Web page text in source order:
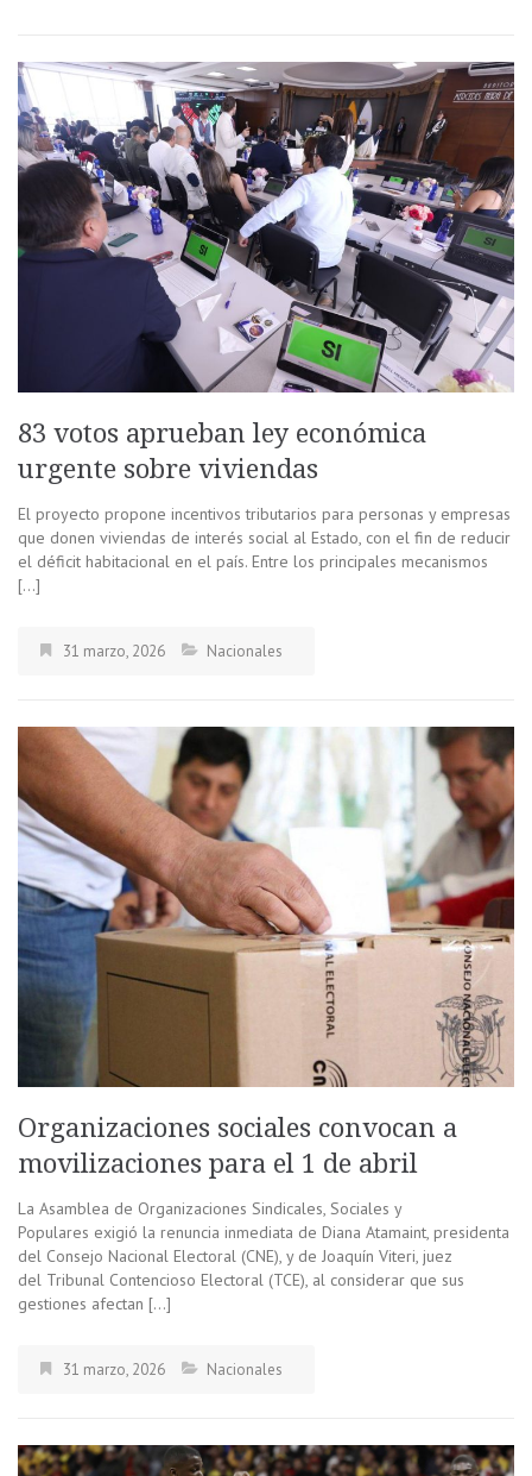
83 votos aprueban ley económica
urgente sobre viviendas
El proyecto propone incentivos tributarios para personas y empresas
que donen viviendas de interés social al Estado, con el fin de reducir
el déficit habitacional en el país. Entre los principales mecanismos
[…]
31 marzo, 2026 Nacionales
Organizaciones sociales convocan a
movilizaciones para el 1 de abril
La Asamblea de Organizaciones Sindicales, Sociales y
Populares exigió la renuncia inmediata de Diana Atamaint, presidenta
del Consejo Nacional Electoral (CNE), y de Joaquín Viteri, juez
del Tribunal Contencioso Electoral (TCE), al considerar que sus
gestiones afectan […]
31 marzo, 2026 Nacionales